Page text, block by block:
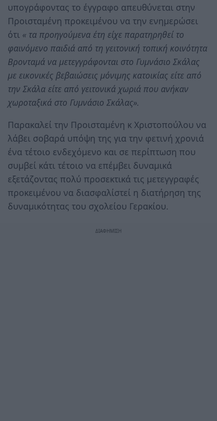
υπογράφοντας το έγγραφο απευθύνεται στην
Προισταμένη προκειμένου να την ενημερώσει
ότι « τα προηγούμενα έτη είχε παρατηρηθεί το
φαινόμενο παιδιά από τη γειτονική τοπική κοινότητα
Βρονταμά να μετεγγράφονται στο Γυμνάσιο Σκάλας
με εικονικές βεβαιώσεις μόνιμης κατοικίας είτε από
την Σκάλα είτε από γειτονικά χωριά που ανήκαν
χωροταξικά στο Γυμνάσιο Σκάλας».
Παρακαλεί την Προισταμένη κ Χριστοπούλου να
λάβει σοβαρά υπόψη της για την φετινή χρονιά
ένα τέτοιο ενδεχόμενο και σε περίπτωση που
συμβεί κάτι τέτοιο να επέμβει δυναμικά
εξετάζοντας πολύ προσεκτικά τις μετεγγραφές
προκειμένου να διασφαλίστεί η διατήρηση της
δυναμικότητας του σχολείου Γερακίου.